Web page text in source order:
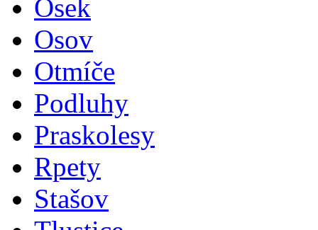
Osek
Osov
Otmíče
Podluhy
Praskolesy
Rpety
Stašov